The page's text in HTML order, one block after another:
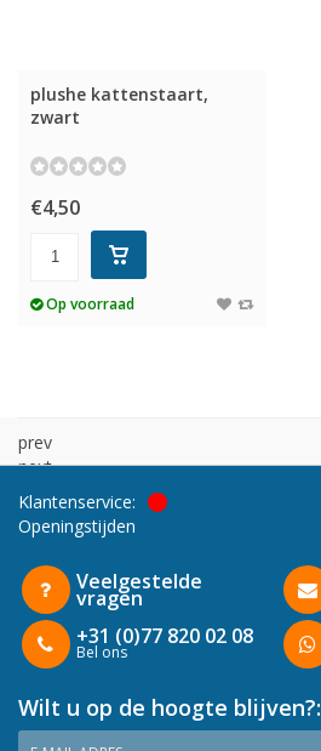
plushe kattenstaart,
zwart
€4,50
Op voorraad
prev
next
Klantenservice:
Openingstijden
Veelgestelde
vragen
+31 (0)77 820 02 08
Bel ons
Wilt u op de hoogte blijven?: